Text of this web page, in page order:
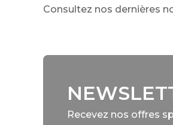
Consultez nos dernières
Recevez nos offres